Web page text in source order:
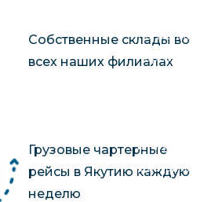
перевозки
в Якутию
Доставка
Собственные склады во
всех наших филиалах
Грузовые чартерные
рейсы в Якутию каждую
неделю